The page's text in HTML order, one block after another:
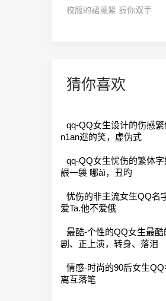
校服的裙擺紧 握你双手
猜你喜欢
qq-QQ女生设计的伤感
n1an迩的笑，虚伪式
qq-QQ女生忧伤的繁体字
詪一褩 哪àì，丑旳
忧伤的非主流女生QQ名
爱Ta.他不爱俄
最酷-个性的QQ女生最
剧、正上演，转身、落泪
情感-时尚的90后女生
离互落笔